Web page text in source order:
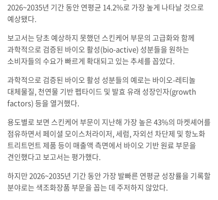
2026~2035년 기간 동안 연평균 14.2%로 가장 높게 나타날 것으로
예상됐다.
보고서는 당초 예상하지 못했던 스킨케어 부문의 고급화와 함께
과학적으로 검증된 바이오 활성(bio-active) 성분들을 원하는
소비자들의 수요가 빠르게 확대되고 있는 추세를 꼽았다.
과학적으로 검증된 바이오 활성 성분들의 예로는 바이오-레티놀
대체물질, 천연물 기반 펩타이드 및 발효 유래 성장인자(growth
factors) 등을 열거했다.
용도별로 보면 스킨케어 부문이 지난해 가장 높은 43%의 마켓셰어를
점유하면서 페이셜 모이스처라이저, 세럼, 자외선 차단제 및 항노화
트리트먼트 제품 등이 매출액 측면에서 바이오 기반 원료 부문을
견인했다고 보고서는 평가했다.
하지만 2026~2035년 기간 동안 가장 발빠른 연평균 성장률을 기록할
분야로는 색조화장품 부문을 꼽는 데 주저하지 않았다.